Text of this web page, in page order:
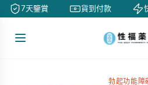
7天鑒賞 貨到付款
勃起功能障